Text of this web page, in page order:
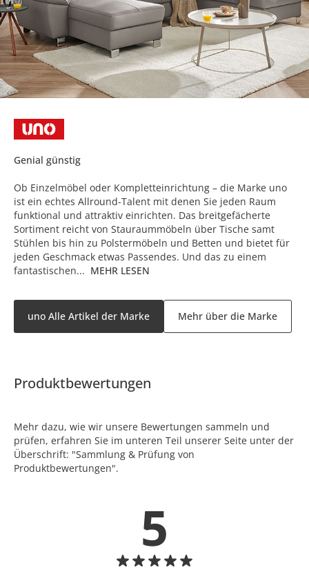
Genial günstig
Ob Einzelmöbel oder Kompletteinrichtung – die Marke uno
ist ein echtes Allround-Talent mit denen Sie jeden Raum
funktional und attraktiv einrichten. Das breitgefächerte
Sortiment reicht von Stauraummöbeln über Tische samt
Stühlen bis hin zu Polstermöbeln und Betten und bietet für
jeden Geschmack etwas Passendes. Und das zu einem
fantastischen... MEHR LESEN
uno Alle Artikel der Marke Mehr über die Marke
Produktbewertungen
Mehr dazu, wie wir unsere Bewertungen sammeln und
prüfen, erfahren Sie im unteren Teil unserer Seite unter der
Überschrift: "Sammlung & Prüfung von
Produktbewertungen".
5